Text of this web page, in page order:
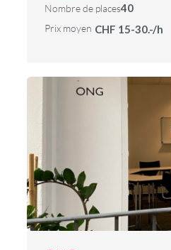
Nombre de places40
Prix moyen CHF 15-30.-/h